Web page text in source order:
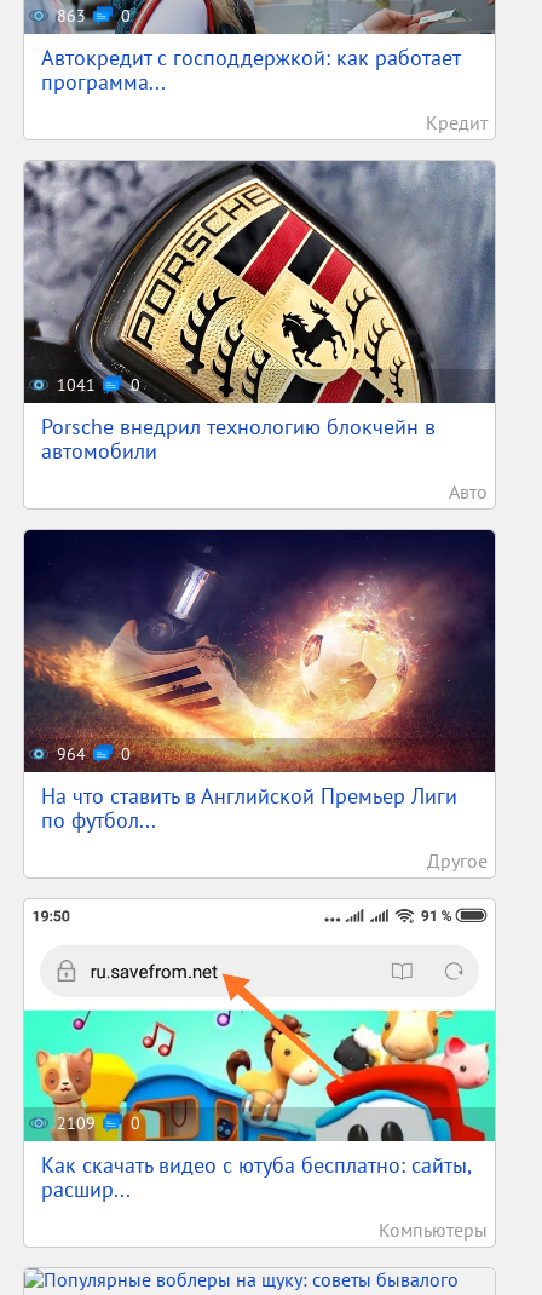
863 0
Автокредит с господдержкой: как работает
программа...
Кредит
1041 0
Porsche внедрил технологию блокчейн в
автомобили
Авто
964 0
На что ставить в Английской Премьер Лиги
по футбол...
Другое
2109 0
Как скачать видео с ютуба бесплатно: сайты,
расшир...
Компьютеры